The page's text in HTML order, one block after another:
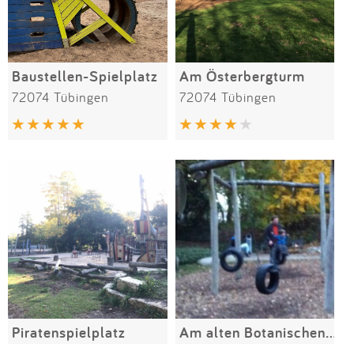
Partner
Kontakt
Impressum
Anmelden
Baustellen-Spielplatz
72074 Tübingen
Am Österbergturm
72074 Tübingen
Piratenspielplatz Am alten Botanischen Garten